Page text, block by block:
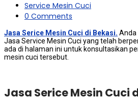
Service Mesin Cuci
0 Comments
Jasa Serice Mesin Cuci di Bekasi. Anda
Jasa Service Mesin Cuci yang telah
ada di halaman ini untuk konsultasikan
mesin cuci tersebut.
Jasa Serice Mesin